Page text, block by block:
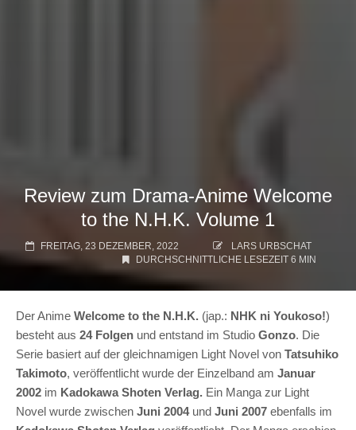
Review zum Drama-Anime Welcome
to the N.H.K. Volume 1
FREITAG, 23 DEZEMBER, 2022
LARS URBSCHAT
DURCHSCHNITTLICHE LESEZEIT 6 MIN
Der Anime Welcome to the N.H.K. (jap.: NHK ni Youkoso!)
besteht aus 24 Folgen und entstand im Studio Gonzo. Die
Serie basiert auf der gleichnamigen Light Novel von Tatsuhiko
Takimoto, veröffentlicht wurde der Einzelband am Januar
2002 im Kadokawa Shoten Verlag. Ein Manga zur Light
Novel wurde zwischen Juni 2004und Juni 2007 ebenfalls im